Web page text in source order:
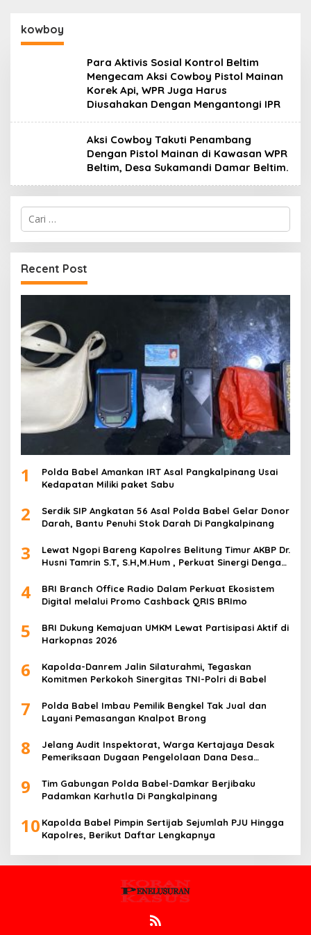
kowboy
Para Aktivis Sosial Kontrol Beltim
Mengecam Aksi Cowboy Pistol Mainan
Korek Api, WPR Juga Harus
Diusahakan Dengan Mengantongi IPR
Aksi Cowboy Takuti Penambang
Dengan Pistol Mainan di Kawasan WPR
Beltim, Desa Sukamandi Damar Beltim.
Cari
untuk:
Recent Post
1
Polda Babel Amankan IRT Asal Pangkalpinang Usai
Kedapatan Miliki paket Sabu
2
Serdik SIP Angkatan 56 Asal Polda Babel Gelar Donor
Darah, Bantu Penuhi Stok Darah Di Pangkalpinang
3
Lewat Ngopi Bareng Kapolres Belitung Timur AKBP Dr.
Husni Tamrin S.T, S.H,M.Hum , Perkuat Sinergi Dengan
4
BRI Branch Office Radio Dalam Perkuat Ekosistem
Digital melalui Promo Cashback QRIS BRImo
5
BRI Dukung Kemajuan UMKM Lewat Partisipasi Aktif di
Harkopnas 2026
6
Kapolda-Danrem Jalin Silaturahmi, Tegaskan
Komitmen Perkokoh Sinergitas TNI-Polri di Babel
7
Polda Babel Imbau Pemilik Bengkel Tak Jual dan
Layani Pemasangan Knalpot Brong
8
Jelang Audit Inspektorat, Warga Kertajaya Desak
Pemeriksaan Dugaan Pengelolaan Dana Desa
9
Tim Gabungan Polda Babel-Damkar Berjibaku
Padamkan Karhutla Di Pangkalpinang
10 Kapolda Babel Pimpin Sertijab Sejumlah PJU Hingga
Kapolres, Berikut Daftar Lengkapnya